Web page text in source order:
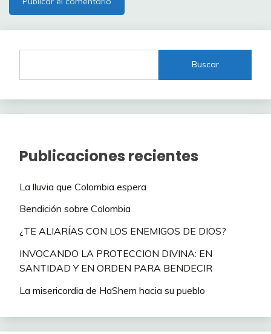
Buscar
Publicaciones recientes
La lluvia que Colombia espera
Bendición sobre Colombia
¿TE ALIARÍAS CON LOS ENEMIGOS DE DIOS?
INVOCANDO LA PROTECCION DIVINA: EN
SANTIDAD Y EN ORDEN PARA BENDECIR
La misericordia de HaShem hacia su pueblo